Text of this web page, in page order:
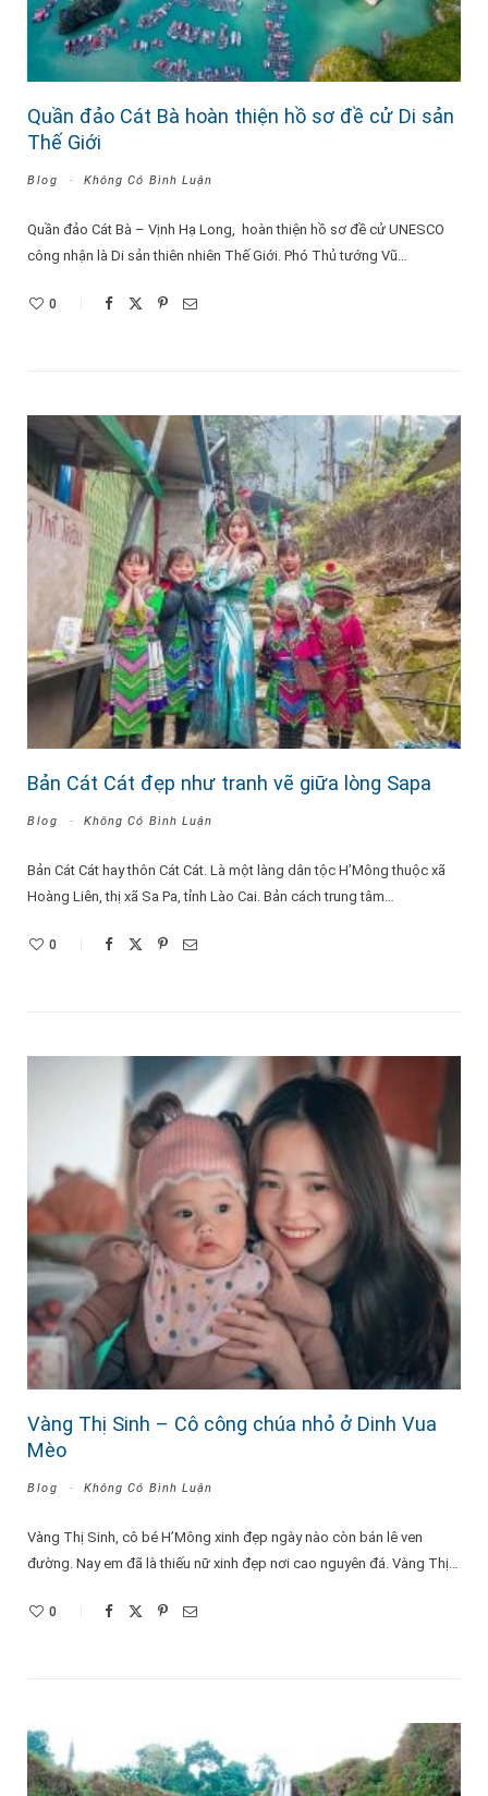
Quần đảo Cát Bà hoàn thiện hồ sơ đề cử Di sản
Thế Giới
Blog Không Có Bình Luận
Quần đảo Cát Bà – Vịnh Hạ Long, hoàn thiện hồ sơ đề cử UNESCO
công nhận là Di sản thiên nhiên Thế Giới. Phó Thủ tướng Vũ…
0
Bản Cát Cát đẹp như tranh vẽ giữa lòng Sapa
Blog Không Có Bình Luận
Bản Cát Cát hay thôn Cát Cát. Là một làng dân tộc H’Mông thuộc xã
Hoàng Liên, thị xã Sa Pa, tỉnh Lào Cai. Bản cách trung tâm…
0
Vàng Thị Sinh – Cô công chúa nhỏ ở Dinh Vua
Mèo
Blog Không Có Bình Luận
Vàng Thị Sinh, cô bé H’Mông xinh đẹp ngày nào còn bán lê ven
đường. Nay em đã là thiếu nữ xinh đẹp nơi cao nguyên đá. Vàng Thị…
0